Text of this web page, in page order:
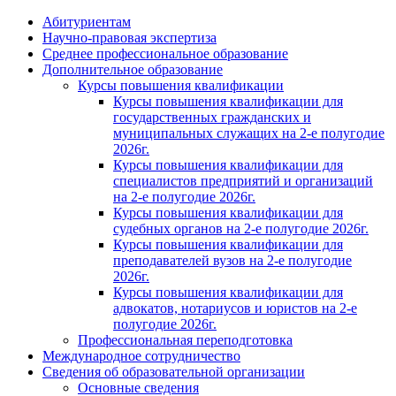
Абитуриентам
Научно-правовая экспертиза
Cреднее профессиональное образование
Дополнительное образование
Курсы повышения квалификации
Курсы повышения квалификации для
государственных гражданских и
муниципальных служащих на 2-е полугодие
2026г.
Курсы повышения квалификации для
специалистов предприятий и организаций
на 2-е полугодие 2026г.
Курсы повышения квалификации для
судебных органов на 2-е полугодие 2026г.
Курсы повышения квалификации для
преподавателей вузов на 2-е полугодие
2026г.
Курсы повышения квалификации для
адвокатов, нотариусов и юристов на 2-е
полугодие 2026г.
Профессиональная переподготовка
Международное сотрудничество
Сведения об образовательной организации
Основные сведения